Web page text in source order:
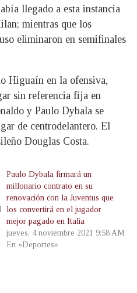
llegado a esta instancia
mientras que los
eliminaron en semifinales
Higuaín en la ofensiva,
sin referencia fija en
y Paulo Dybala se
de centrodelantero. El
Douglas Costa.
Paulo Dybala firmará un
millonario contrato en su
renovación con la Juventus que
los convertirá en el jugador
mejor pagado en Italia
jueves, 4 noviembre 2021 9:58 AM
En «Deportes»